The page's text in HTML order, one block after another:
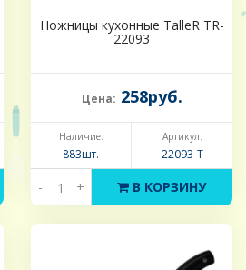
Ножницы кухонные TalleR TR-
22093
Цена: 258руб.
Наличие:
883шт.
Артикул:
22093-Т
- + В КОРЗИНУ